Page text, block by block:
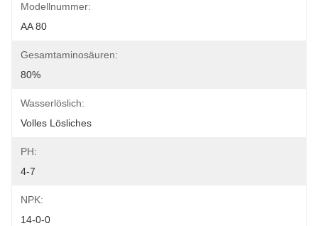
Modellnummer:
AA 80
Gesamtaminosäuren:
80%
Wasserlöslich:
Volles Lösliches
PH:
4-7
NPK:
14-0-0